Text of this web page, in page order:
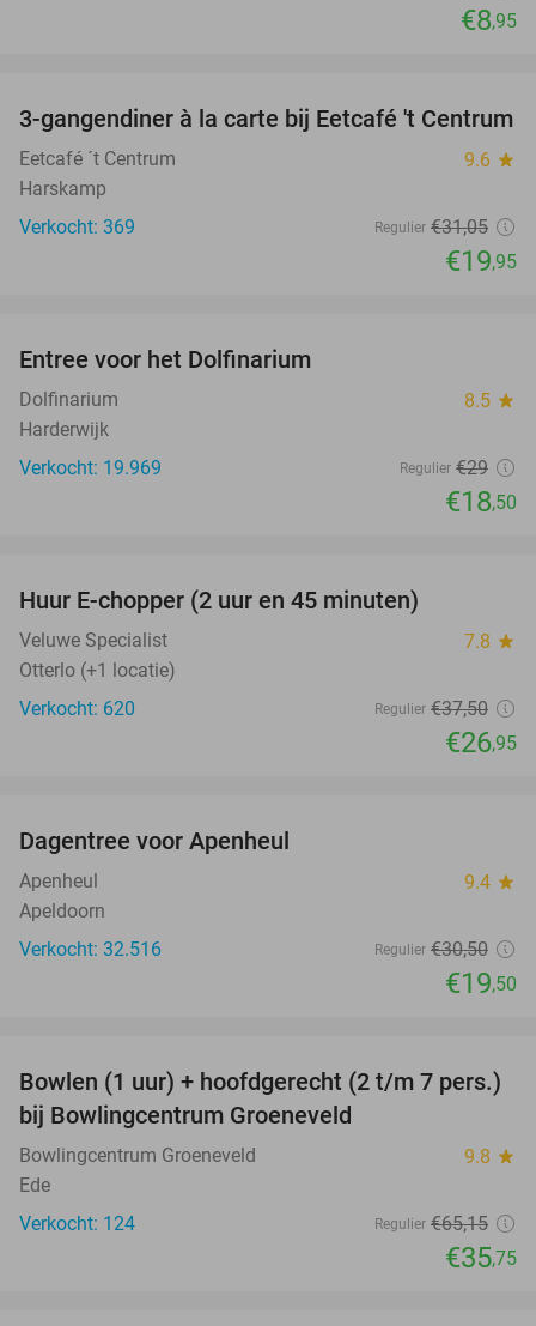
€8,95
36%
3-gangendiner à la carte bij Eetcafé 't Centrum
Eetcafé ´t Centrum 9.6 star
Harskamp
Verkocht: 369
Regulier €31,05
€19,95
Entree voor het Dolfinarium
Dolfinarium 8.5 star
Harderwijk
Verkocht: 19.969
Regulier €29
€18,50
Huur E-chopper (2 uur en 45 minuten)
Veluwe Specialist 7.8 star
Otterlo (+1 locatie)
Verkocht: 620
Regulier €37,50
€26,95
Dagentree voor Apenheul
Apenheul 9.4 star
Apeldoorn
Verkocht: 32.516
Regulier €30,50
€19,50
45%
Bowlen (1 uur) + hoofdgerecht (2 t/m 7 pers.)
bij Bowlingcentrum Groeneveld
Bowlingcentrum Groeneveld 9.8 star
Ede
Verkocht: 124
Regulier €65,15
€35,75